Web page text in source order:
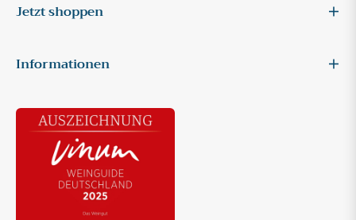
Jetzt shoppen
Informationen